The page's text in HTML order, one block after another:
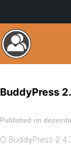
BuddyPress
Published on
O BuddyPress